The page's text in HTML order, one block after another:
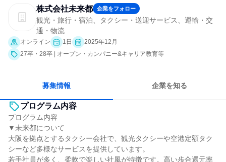
株式会社未来都 企業をフォロー
観光・旅行・宿泊、タクシー・送迎サービス、運輸・交
通・物流
オンライン 1日
2025年12月
27卒・28卒 | オープン・カンパニー&キャリア教育等
募集情報 企業を知る
プログラム内容
プログラム内容
▼未来都について
大阪を拠点とするタクシー会社で、観光タクシーや空港定額タク
シーなど多様なサービスを提供しています。
若手社員が多く、柔軟で楽しい社風が特徴です。高い歩合還元率